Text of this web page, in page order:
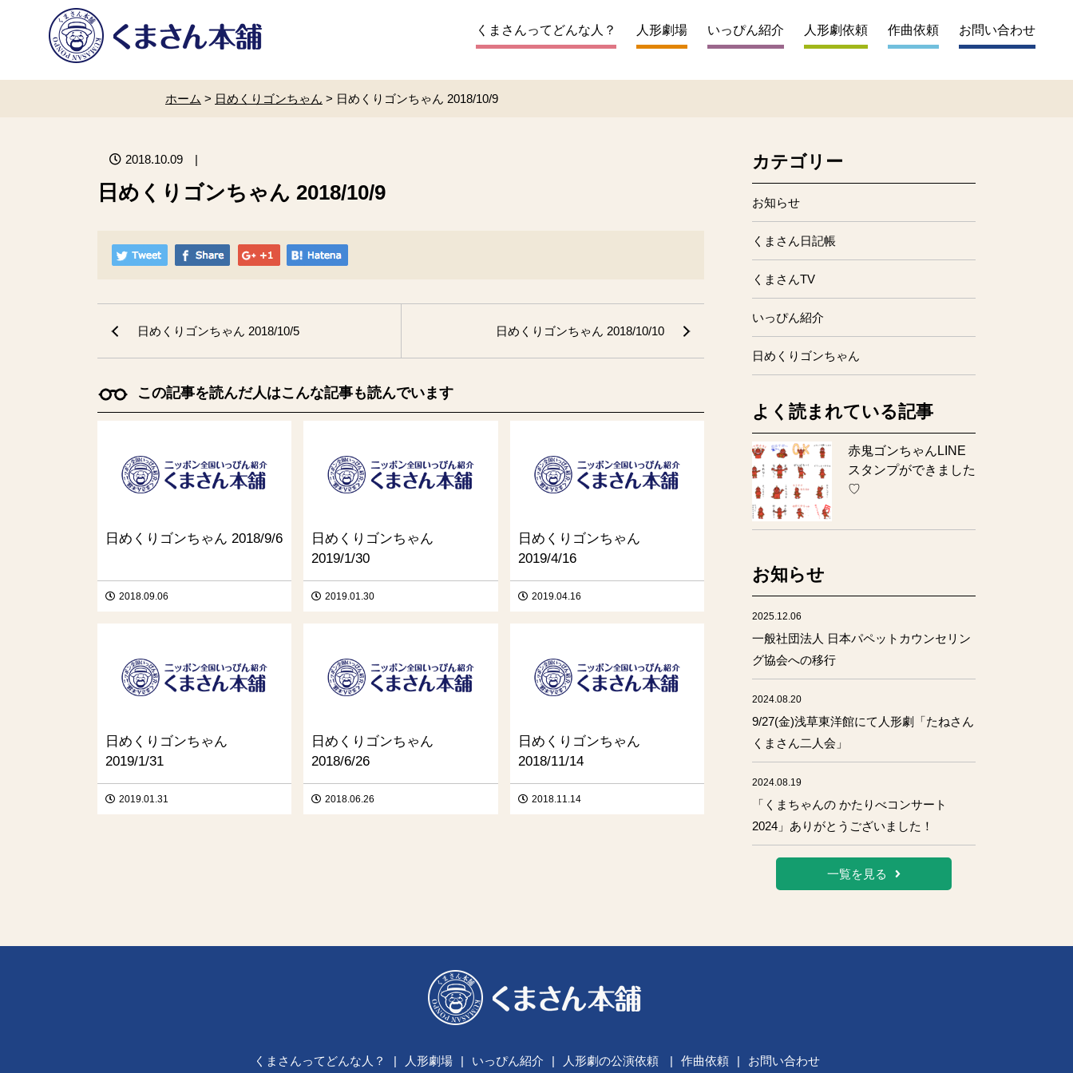
お問い合わせ
作曲依頼
人形劇依頼
いっぴん紹介
人形劇場
くまさんってどんな人？
ホーム > 日めくりゴンちゃん > 日めくりゴンちゃん 2018/10/9
2018.10.09 |
日めくりゴンちゃん 2018/10/9
日めくりゴンちゃん 2018/10/5 日めくりゴンちゃん 2018/10/10
この記事を読んだ人はこんな記事も読んでいます
日めくりゴンちゃん 2018/9/6
2018.09.06
日めくりゴンちゃん
2019/1/30
2019.01.30
日めくりゴンちゃん
2019/4/16
2019.04.16
日めくりゴンちゃん
2019/1/31
2019.01.31
日めくりゴンちゃん
2018/6/26
2018.06.26
日めくりゴンちゃん
2018/11/14
2018.11.14
カテゴリー
お知らせ
くまさん日記帳
くまさんTV
いっぴん紹介
日めくりゴンちゃん
よく読まれている記事
赤鬼ゴンちゃんLINE
スタンプができました
♡
お知らせ
2025.12.06
一般社団法人 日本パペットカウンセリン
グ協会への移行
2024.08.20
9/27(金)浅草東洋館にて人形劇「たねさん
くまさん二人会」
2024.08.19
「くまちゃんの かたりべコンサート
2024」ありがとうございました！
一覧を見る
くまさんってどんな人？ | 人形劇場 | いっぴん紹介 | 人形劇の公演依頼 | 作曲依頼 | お問い合わせ